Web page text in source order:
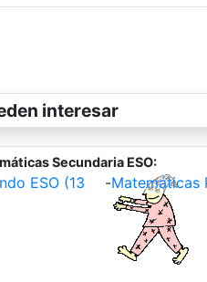
interesar
Secundaria ESO:
ESO (13
-Matemáticas